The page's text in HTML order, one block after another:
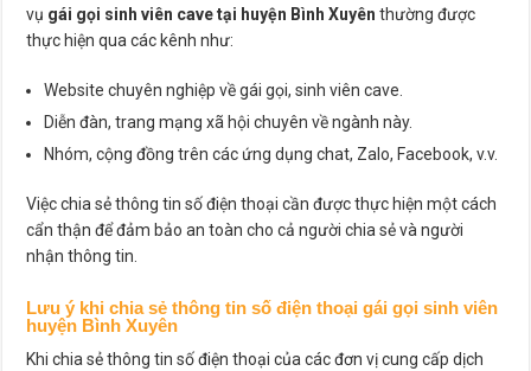
vụ gái gọi sinh viên cave tại huyện Bình Xuyên thường được
thực hiện qua các kênh như:
Website chuyên nghiệp về gái gọi, sinh viên cave.
Diễn đàn, trang mạng xã hội chuyên về ngành này.
Nhóm, cộng đồng trên các ứng dụng chat, Zalo, Facebook, v.v.
Việc chia sẻ thông tin số điện thoại cần được thực hiện một cách
cẩn thận để đảm bảo an toàn cho cả người chia sẻ và người
nhận thông tin.
Lưu ý khi chia sẻ thông tin số điện thoại gái gọi sinh viên
huyện Bình Xuyên
Khi chia sẻ thông tin số điện thoại của các đơn vị cung cấp dịch